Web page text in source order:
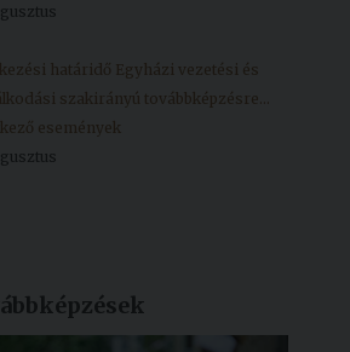
határidő Egyházi vezetési és
szakirányú továbbképzésre...
események